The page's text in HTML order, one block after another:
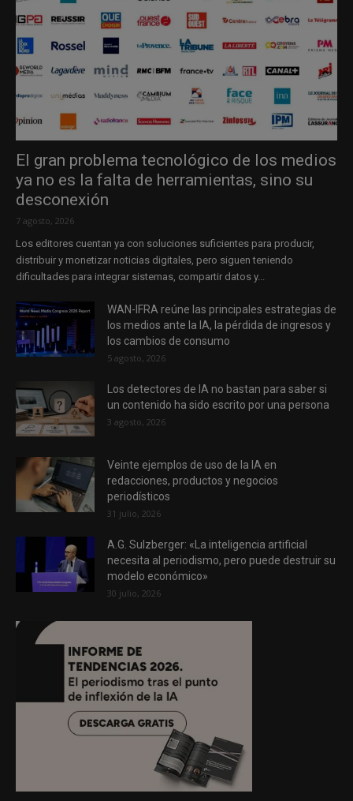
El gran problema tecnológico de los medios
ya no es la falta de herramientas, sino su
desconexión
7 agosto, 2026
Los editores cuentan ya con soluciones suficientes para producir,
distribuir y monetizar noticias digitales, pero siguen teniendo
dificultades para integrar sistemas, compartir datos y...
WAN-IFRA reúne las principales estrategias de
los medios ante la IA, la pérdida de ingresos y
los cambios de consumo
5 agosto, 2026
Los detectores de IA no bastan para saber si
un contenido ha sido escrito por una persona
3 agosto, 2026
Veinte ejemplos de uso de la IA en
redacciones, productos y negocios
periodísticos
31 julio, 2026
A.G. Sulzberger: «La inteligencia artificial
necesita al periodismo, pero puede destruir su
modelo económico»
30 julio, 2026